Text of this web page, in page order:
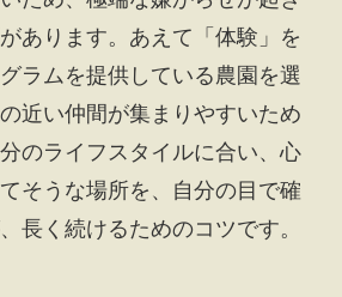
あります。あえて「体験」を
ラムを提供している農園を選
近い仲間が集まりやすいため
のライフスタイルに合い、心
そうな場所を、自分の目で確
長く続けるためのコツです。